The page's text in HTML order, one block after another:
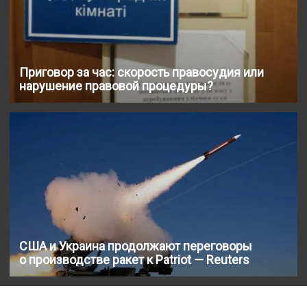
Приговор за час: скорость правосудия или
нарушение правовой процедуры?
США и Украина продолжают переговоры
о производстве ракет к Patriot — Reuters